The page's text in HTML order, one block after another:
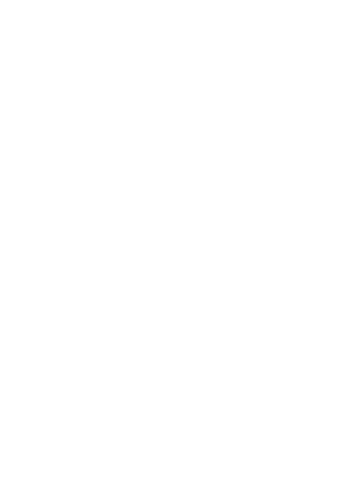
und Zuverlässigkeit ausgelegt
Daten. Sie können einfache statistische
eingesetzt:
zu überwachen, die Qualität der Produkte